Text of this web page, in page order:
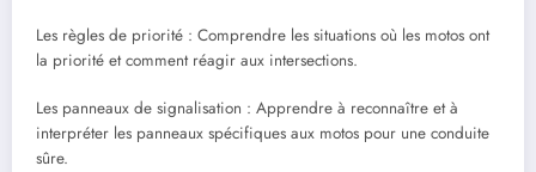
Les règles de priorité : Comprendre les situations où les motos ont
la priorité et comment réagir aux intersections.
Les panneaux de signalisation : Apprendre à reconnaître et à
interpréter les panneaux spécifiques aux motos pour une conduite
sûre.